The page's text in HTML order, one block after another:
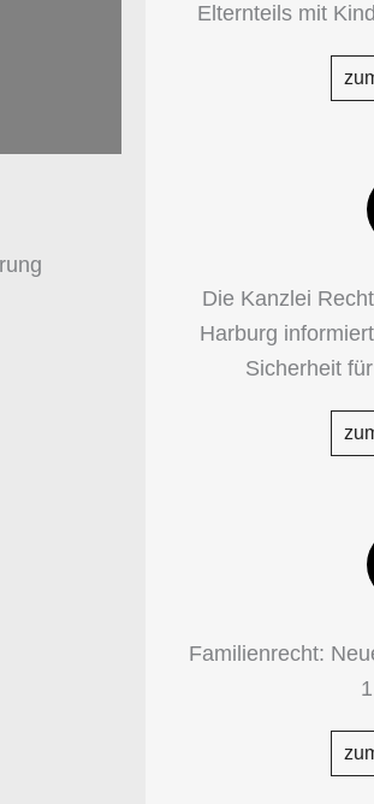
Elternteils mit
Die Kanzlei
Harburg
Sicherheit
Familienrecht: